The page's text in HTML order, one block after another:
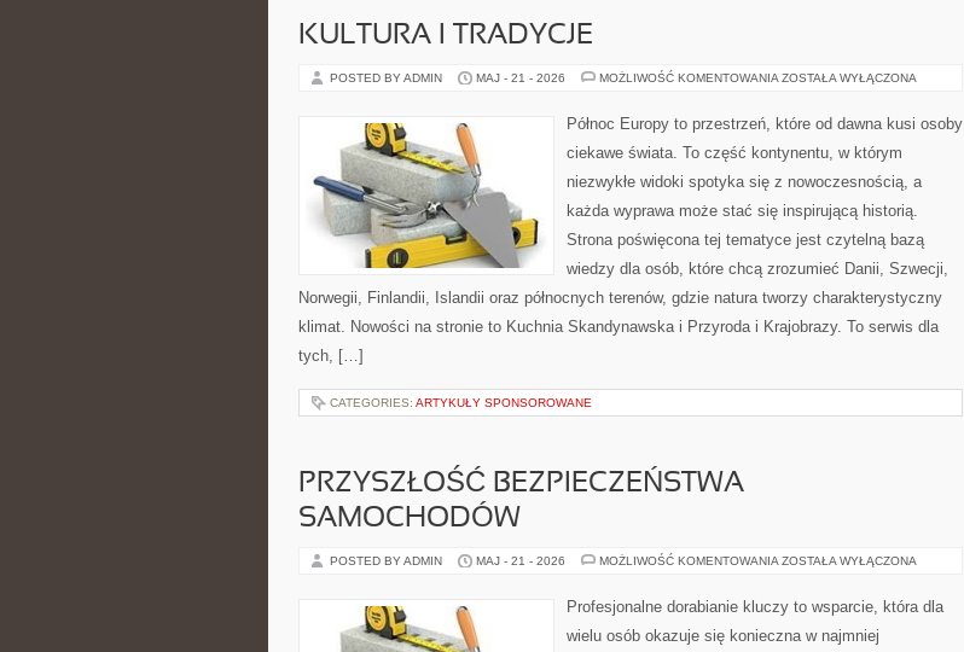
KULTURA I TRADYCJE
POSTED BY ADMIN MAJ - 21 - 2026 MOŻLIWOŚĆ KOMENTOWANIA KULTURA
ZOSTAŁA WYŁĄCZONA
Północ Europy to przestrzeń, które od dawna kusi osoby
ciekawe świata. To część kontynentu, w którym
niezwykłe widoki spotyka się z nowoczesnością, a
każda wyprawa może stać się inspirującą historią.
Strona poświęcona tej tematyce jest czytelną bazą
wiedzy dla osób, które chcą zrozumieć Danii, Szwecji,
Norwegii, Finlandii, Islandii oraz północnych terenów, gdzie natura tworzy charakterystyczny
klimat. Nowości na stronie to Kuchnia Skandynawska i Przyroda i Krajobrazy. To serwis dla
tych, […]
CATEGORIES: ARTYKUŁY SPONSOROWANE
PRZYSZŁOŚĆ BEZPIECZEŃSTWA
SAMOCHODÓW
POSTED BY ADMIN MAJ - 21 - 2026 MOŻLIWOŚĆ KOMENTOWANIA PRZYSZŁOŚĆ
ZOSTAŁA WYŁĄCZONA
Profesjonalne dorabianie kluczy to wsparcie, która dla
wielu osób okazuje się konieczna w najmniej